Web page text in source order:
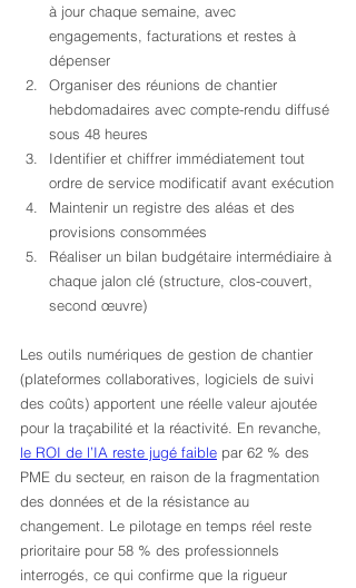
à jour chaque semaine, avec
engagements, facturations et restes à
dépenser
Organiser des réunions de chantier
hebdomadaires avec compte-rendu diffusé
sous 48 heures
Identifier et chiffrer immédiatement tout
ordre de service modificatif avant exécution
Maintenir un registre des aléas et des
provisions consommées
Réaliser un bilan budgétaire intermédiaire à
chaque jalon clé (structure, clos-couvert,
second œuvre)
Les outils numériques de gestion de chantier
(plateformes collaboratives, logiciels de suivi
des coûts) apportent une réelle valeur ajoutée
pour la traçabilité et la réactivité. En revanche,
le ROI de l’IA reste jugé faible par 62 % des
PME du secteur, en raison de la fragmentation
des données et de la résistance au
changement. Le pilotage en temps réel reste
prioritaire pour 58 % des professionnels
interrogés, ce qui confirme que la rigueur